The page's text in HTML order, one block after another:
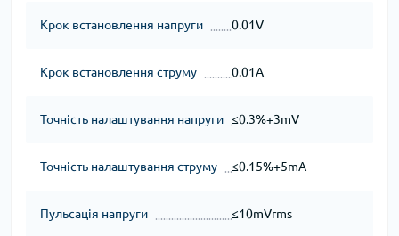
Крок встановлення напруги 0.01V
Крок встановлення струму 0.01A
Точність налаштування напруги ≤0.3%+3mV
Точність налаштування струму ≤0.15%+5mA
Пульсація напруги ≤10mVrms